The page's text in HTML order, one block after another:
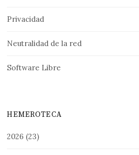
Privacidad
Neutralidad de la red
Software Libre
HEMEROTECA
2026 (23)